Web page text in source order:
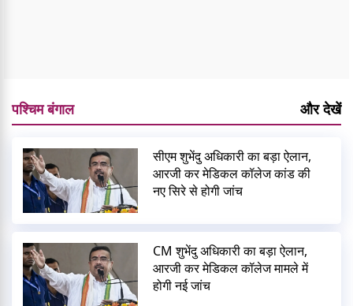
पश्चिम बंगाल और देखें
सीएम शुभेंदु अधिकारी का बड़ा ऐलान,
आरजी कर मेडिकल कॉलेज कांड की
नए सिरे से होगी जांच
CM शुभेंदु अधिकारी का बड़ा ऐलान,
आरजी कर मेडिकल कॉलेज मामले में
होगी नई जांच